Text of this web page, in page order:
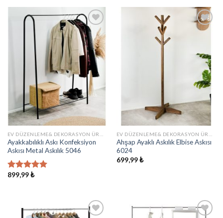
İstek
Listeme
Ekle
Ayakkabılıklı Askı Konfeksiyon
Askısı Metal Askılık 5046
5 üzerinden
899,99₺
İstek
Ahşap Ayaklı Askılık Elbise Askısı
6024
699,99₺